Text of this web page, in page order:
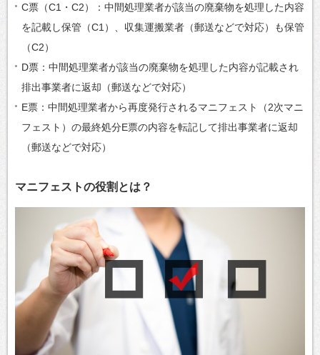
C票（C1・C2）：中間処理業者が該当の廃棄物を処理した内容
を記載し保管（C1）、収集運搬業者（郵送などで対応）も保管
（C2）
D票：中間処理業者が該当の廃棄物を処理した内容が記載され
排出事業者に返却（郵送などで対応）
E票：中間処理業者から再度発行されるマニフェスト（2次マニ
フェスト）の最終処分E票の内容を転記して排出事業者に返却
（郵送などで対応）
マニフェストの役割とは？